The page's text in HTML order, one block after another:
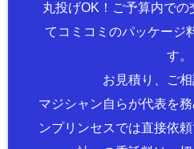
丸投げOK！ご予算内で
てコミコミのパッケージ
す。
お見積り、ご相
マジシャン自らが代表を
ンプリンセスでは直接依